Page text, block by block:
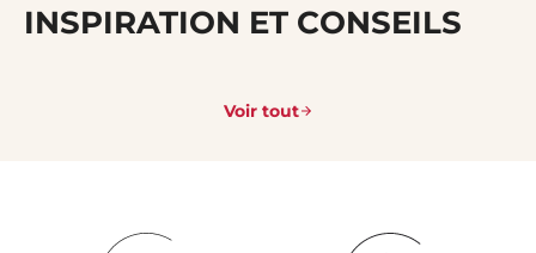
INSPIRATION ET CONSEILS
Voir tout